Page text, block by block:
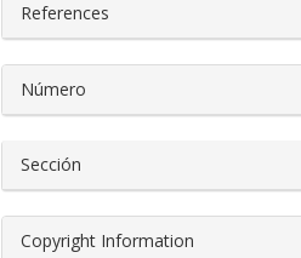
References
Número
Sección
Copyright Information